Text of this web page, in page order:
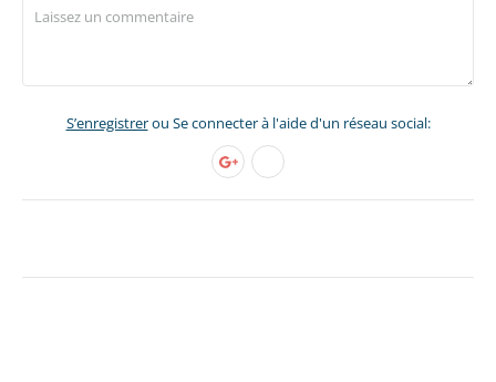
S’enregistrerou Se connecter à l'aide d'un réseau social: